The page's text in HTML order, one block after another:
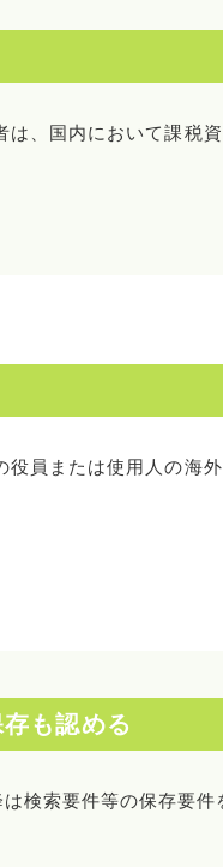
、国内において課税
員または使用人の海
も認める
検索要件等の保存要